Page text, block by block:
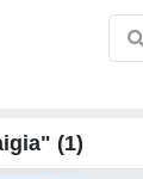
(1)